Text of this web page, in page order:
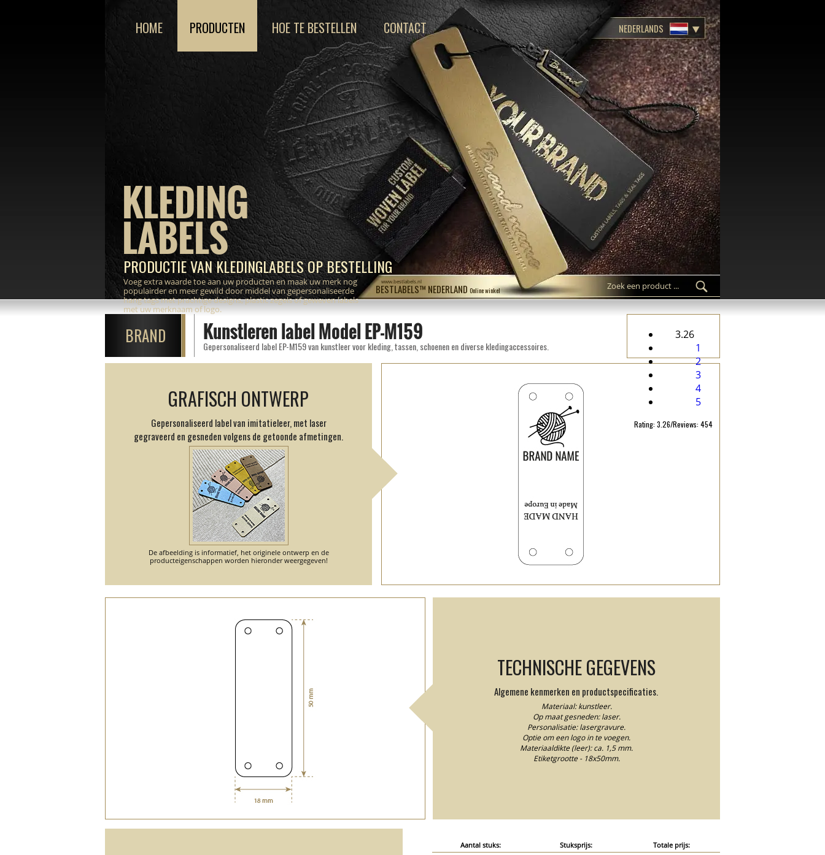
BESTLABELS™ NEDERLAND Online winkel
www.bestlabels.nl
KLEDING
LABELS
PRODUCTIE VAN KLEDINGLABELS OP BESTELLING
Voeg extra waarde toe aan uw producten en maak uw merk nog
populairder en meer gewild door middel van gepersonaliseerde
hang tags met prachtige designs, plastic zegels of geweven labels
met uw merknaam of logo.
HOME PRODUCTEN HOE TE BESTELLEN CONTACT NEDERLANDS
BRAND Kunstleren label Model EP-M159
Gepersonaliseerd label EP-M159 van kunstleer voor kleding, tassen, schoenen en diverse kledingaccessoires.
3.26
1
2
3
4
5
Rating: 3.26/Reviews: 454
GRAFISCH ONTWERP
Gepersonaliseerd label van imitatieleer, met laser
gegraveerd en gesneden volgens de getoonde afmetingen.
De afbeelding is informatief, het originele ontwerp en de
producteigenschappen worden hieronder weergegeven!
TECHNISCHE GEGEVENS
Algemene kenmerken en productspecificaties.
Materiaal: kunstleer.
Op maat gesneden: laser.
Personalisatie: lasergravure.
Optie om een logo in te voegen.
Materiaaldikte (leer): ca. 1,5 mm.
Etiketgrootte - 18x50mm.
Aantal stuks: Stuksprijs:
Totale prijs: